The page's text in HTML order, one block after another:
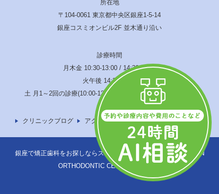
所在地
〒104-0061 東京都中央区銀座1-5-14
銀座コスミオンビル2F 並木通り沿い
診療時間
月木金 10:30-13:00 / 14:30-19:00
火午後 14:30-17:00
土 月1～2回の診療(10:00-13:00 / 14:00-17:00) 水･日･祝休診
クリニックブログ アクセス サイトマップ
銀座で矯正歯科をお探しならスウェーデン矯正歯科へ © SWEDEN
ORTHODONTIC CENTER -TOKYO-